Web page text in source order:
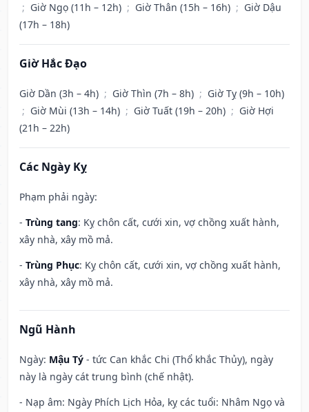
; Giờ Ngọ (11h – 12h) ; Giờ Thân (15h – 16h) ; Giờ Dậu
(17h – 18h)
Giờ Hắc Đạo
Giờ Dần (3h – 4h) ; Giờ Thìn (7h – 8h) ; Giờ Tỵ (9h – 10h)
; Giờ Mùi (13h – 14h) ; Giờ Tuất (19h – 20h) ; Giờ Hợi
(21h – 22h)
Các Ngày Kỵ
Phạm phải ngày:
- Trùng tang: Kỵ chôn cất, cưới xin, vợ chồng xuất hành,
xây nhà, xây mồ mả.
- Trùng Phục: Kỵ chôn cất, cưới xin, vợ chồng xuất hành,
xây nhà, xây mồ mả.
Ngũ Hành
Ngày: Mậu Tý - tức Can khắc Chi (Thổ khắc Thủy), ngày
này là ngày cát trung bình (chế nhật).
- Nạp âm: Ngày Phích Lịch Hỏa, kỵ các tuổi: Nhâm Ngọ và